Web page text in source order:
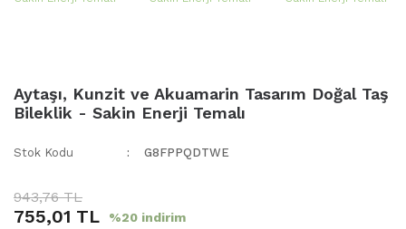
Aytaşı, Kunzit ve Akuamarin Tasarım Doğal Taş
Bileklik - Sakin Enerji Temalı
Stok Kodu G8FPPQDTWE
943,76 TL
755,01 TL %20 indirim